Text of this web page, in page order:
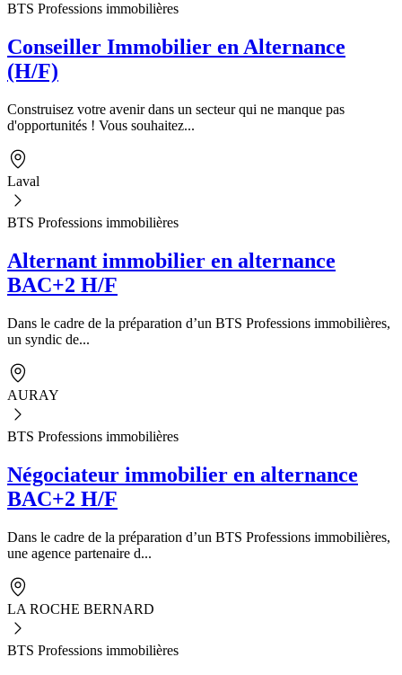
BTS Professions immobilières
Conseiller Immobilier en Alternance
(H/F)
Construisez votre avenir dans un secteur qui ne manque pas
d'opportunités ! Vous souhaitez...
Laval
BTS Professions immobilières
Alternant immobilier en alternance
BAC+2 H/F
Dans le cadre de la préparation d’un BTS Professions immobilières,
un syndic de...
AURAY
BTS Professions immobilières
Négociateur immobilier en alternance
BAC+2 H/F
Dans le cadre de la préparation d’un BTS Professions immobilières,
une agence partenaire d...
LA ROCHE BERNARD
BTS Professions immobilières